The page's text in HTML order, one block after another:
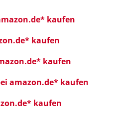
kaufen
kaufen
kaufen
amazon.de* kaufen
kaufen